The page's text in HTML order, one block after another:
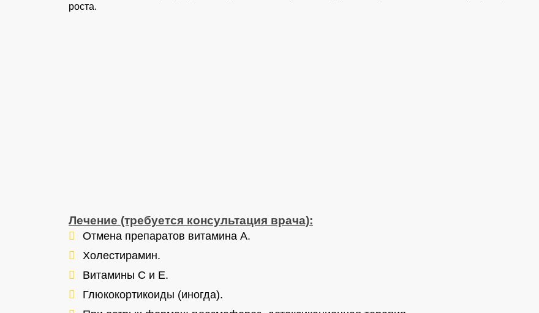
роста.
Лечение (требуется консультация врача):
Отмена препаратов витамина А.
Холестирамин.
Витамины С и Е.
Глюкокортикоиды (иногда).